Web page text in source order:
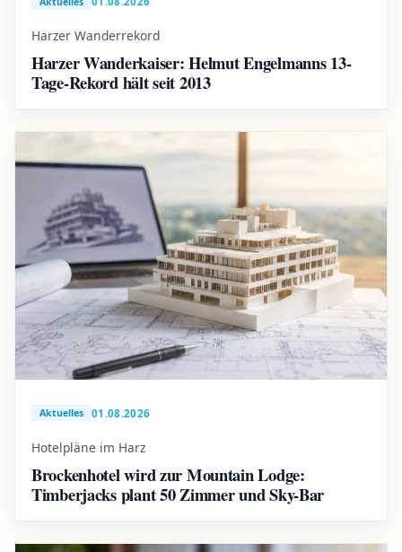
Harzer Wanderrekord
Harzer Wanderkaiser: Helmut Engelmanns 13-
Tage-Rekord hält seit 2013
Aktuelles 01.08.2026
Hotelpläne im Harz
Brockenhotel wird zur Mountain Lodge:
Timberjacks plant 50 Zimmer und Sky-Bar